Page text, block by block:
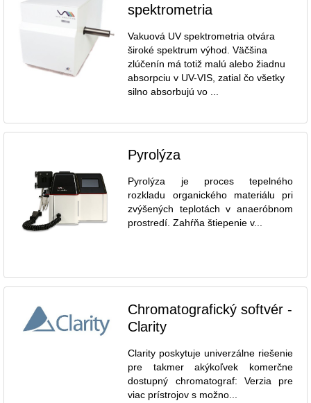
spektrometria
Vakuová UV spektrometria otvára
široké spektrum výhod. Väčšina
zlúčenín má totiž malú alebo žiadnu
absorpciu v UV-VIS, zatial čo všetky
silno absorbujú vo ...
Pyrolýza
Pyrolýza je proces tepelného
rozkladu organického materiálu pri
zvýšených teplotách v anaeróbnom
prostredí. Zahŕňa štiepenie v...
Chromatografický softvér -
Clarity
Clarity poskytuje univerzálne riešenie
pre takmer akýkoľvek komerčne
dostupný chromatograf: Verzia pre
viac prístrojov s možno...